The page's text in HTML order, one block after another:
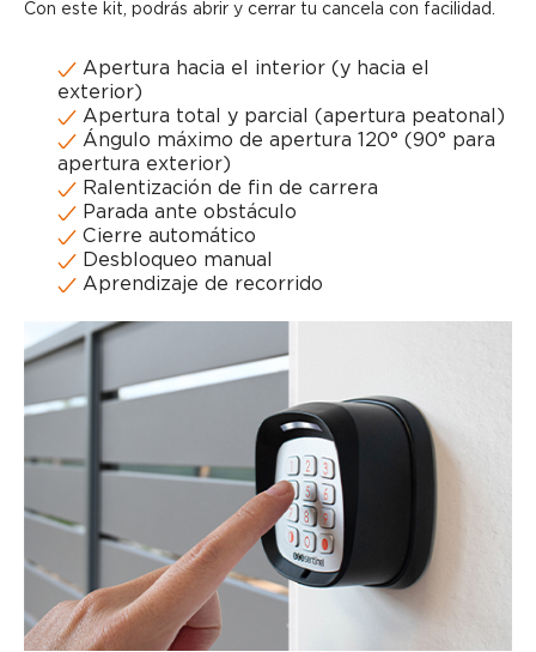
Con este kit, podrás abrir y cerrar tu cancela con facilidad.
Apertura hacia el interior (y hacia el
exterior)
Apertura total y parcial (apertura peatonal)
Ángulo máximo de apertura 120° (90° para
apertura exterior)
Ralentización de fin de carrera
Parada ante obstáculo
Cierre automático
Desbloqueo manual
Aprendizaje de recorrido